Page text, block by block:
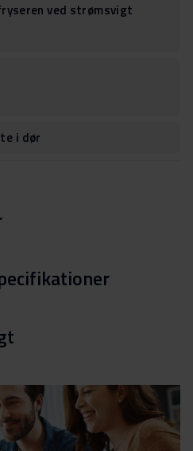
ved strømsvigt
i dør